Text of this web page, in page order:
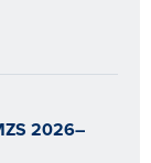
2026–